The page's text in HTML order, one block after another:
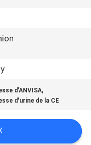
d'ANVISA,
d'urine de la CE